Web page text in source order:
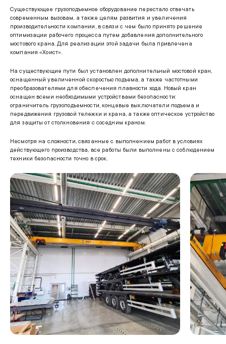
Существующее грузоподъемное оборудование перестало отвечать
современным вызовам, а также целям развития и увеличения
производительности компании, в связи с чем было принято решение
оптимизации рабочего процесса путем добавления дополнительного
мостового крана. Для реализации этой задачи была привлечена
компания «Хоист».
На существующие пути был установлен дополнительный мостовой кран,
оснащенный увеличенной скоростью подъема, а также частотными
преобразователями для обеспечения плавности хода. Новый кран
оснащен всеми необходимыми устройствами безопасности:
ограничитель грузоподъемности, концевые выключатели подъема и
передвижения грузовой тележки и крана, а также оптическое устройство
для защиты от столкновения с соседним краном.
Несмотря на сложности, связанные с выполнением работ в условиях
действующего производства, все работы были выполнены с соблюдением
техники безопасности точно в срок.